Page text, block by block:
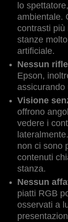
lo
ambientale.
contrasti più
stanze
artificiale.
Nessun
Epson,
assicurando
Visione
offrono
vedere i
non ci sono
contenuti
stanza.
Nessun
piatti RGB
osservati a